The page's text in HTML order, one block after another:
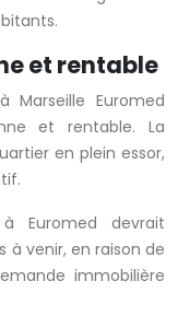
et rentable
Euromed
et rentable. La
en plein essor,
Euromed devrait
venir, en raison de
immobilière